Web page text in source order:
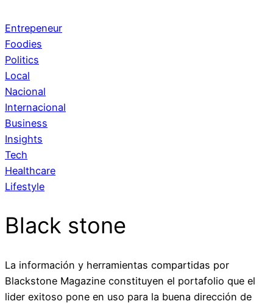
Entrepeneur
Foodies
Politics
Local
Nacional
Internacional
Business
Insights
Tech
Healthcare
Lifestyle
Black stone
La información y herramientas compartidas por
Blackstone Magazine constituyen el portafolio que el
lider exitoso pone en uso para la buena dirección de